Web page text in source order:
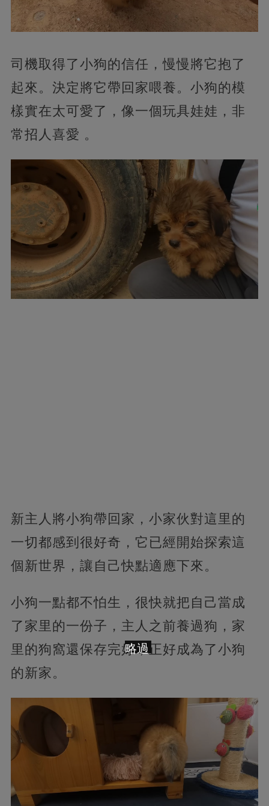
司機取得了小狗的信任，慢慢將它抱了
起來。決定將它帶回家喂養。小狗的模
樣實在太可愛了，像一個玩具娃娃，非
常招人喜愛 。
新主人將小狗帶回家，小家伙對這里的
一切都感到很好奇，它已經開始探索這
個新世界，讓自己快點適應下來。
小狗一點都不怕生，很快就把自己當成
了家里的一份子，主人之前養過狗，家
里的狗窩還保存完好，正好成為了小狗
的新家。
略過